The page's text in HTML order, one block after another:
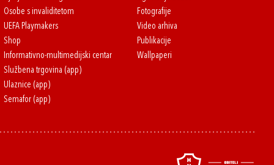
Osobe s invaliditetom
UEFA Playmakers
Shop
Informativno-multimedijski centar
Službena trgovina (app)
Ulaznice (app)
Semafor (app)
Fotografije
Video arhiva
Publikacije
Wallpaperi